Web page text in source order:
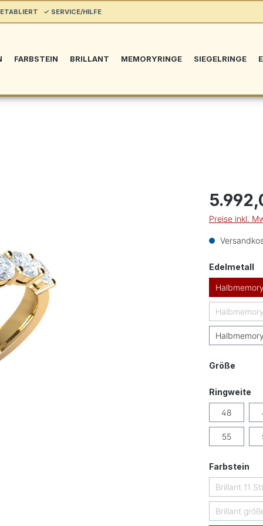
✓ SERVICE/HILFE
FARBSTEIN BRILLANT MEMORYRINGE SIEGELRINGE
Preise inkl.
Edelmetall
Größe
Ringweite
48
55
Farbstein
Brillant 11
Brillant